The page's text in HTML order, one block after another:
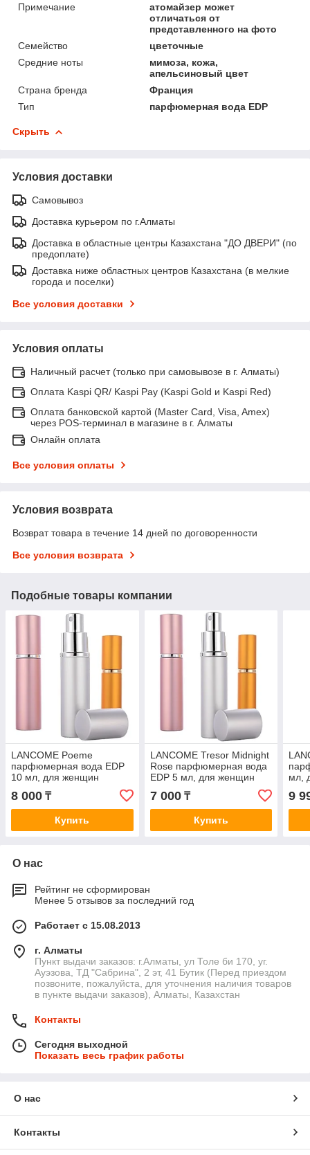
Примечание
атомайзер может
отличаться от
представленного на фото
Семейство
цветочные
Средние ноты
мимоза, кожа,
апельсиновый цвет
Страна бренда
Франция
Тип
парфюмерная вода EDP
Скрыть
Условия доставки
Самовывоз
Доставка курьером по г.Алматы
Доставка в областные центры Казахстана "ДО ДВЕРИ" (по
предоплате)
Доставка ниже областных центров Казахстана (в мелкие
города и поселки)
Все условия доставки
Условия оплаты
Наличный расчет (только при самовывозе в г. Алматы)
Оплата Kaspi QR/ Kaspi Pay (Kaspi Gold и Kaspi Red)
Оплата банковской картой (Master Card, Visa, Amex)
через POS-терминал в магазине в г. Алматы
Онлайн оплата
Все условия оплаты
Условия возврата
Возврат товара в течение 14 дней по договоренности
Все условия возврата
Подобные товары компании
LANCOME Poeme
парфюмерная вода EDP
10 мл, для женщин
8 000 ₸
Купить
LANCOME Tresor Midnight
Rose парфюмерная вода
EDP 5 мл, для женщин
7 000₸
Купить
мл,
9
О нас
Рейтинг не сформирован
Менее 5 отзывов за последний год
Работает с 15.08.2013
г. Алматы
Пункт выдачи заказов: г.Алматы, ул Толе би 170, уг.
Ауэзова, ТД "Сабрина", 2 эт, 41 Бутик (Перед приездом
позвоните, пожалуйста, для уточнения наличия товаров
в пункте выдачи заказов), Алматы, Казахстан
Контакты
Сегодня выходной
Показать весь график работы
О нас
Контакты